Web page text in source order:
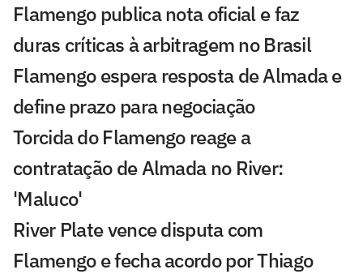
Flamengo publica nota oficial e faz
duras críticas à arbitragem no Brasil
Flamengo espera resposta de Almada e
define prazo para negociação
Torcida do Flamengo reage a
contratação de Almada no River:
'Maluco'
River Plate vence disputa com
Flamengo e fecha acordo por Thiago